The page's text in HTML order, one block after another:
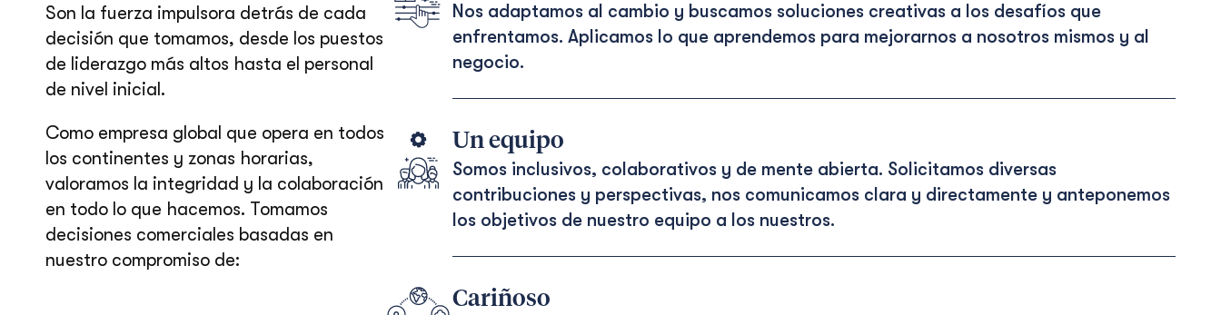
Son la fuerza impulsora detrás de cada
decisión que tomamos, desde los puestos
de liderazgo más altos hasta el personal
de nivel inicial.
Como empresa global que opera en todos
los continentes y zonas horarias,
valoramos la integridad y la colaboración
en todo lo que hacemos. Tomamos
decisiones comerciales basadas en
nuestro compromiso de:
Nos adaptamos al cambio y buscamos soluciones creativas a los desafíos que
enfrentamos. Aplicamos lo que aprendemos para mejorarnos a nosotros mismos y al
negocio.
Un equipo
Somos inclusivos, colaborativos y de mente abierta. Solicitamos diversas
contribuciones y perspectivas, nos comunicamos clara y directamente y anteponemos
los objetivos de nuestro equipo a los nuestros.
Cariñoso